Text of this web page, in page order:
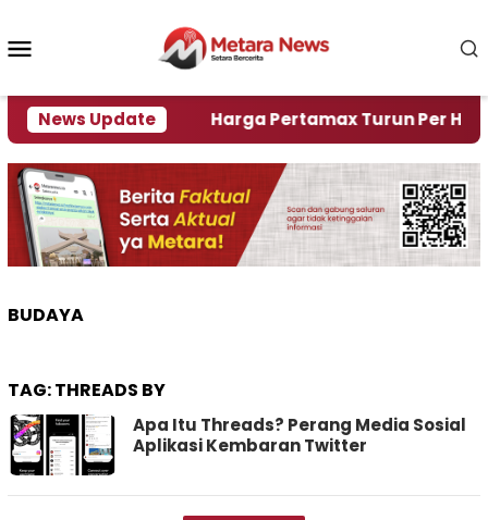
konten
News Update
Krisi Air Harga Pertamax Turun Per Hari Ini,
BUDAYA
TAG:THREADS BY
Apa Itu Threads? Perang Media Sosial
Aplikasi Kembaran Twitter